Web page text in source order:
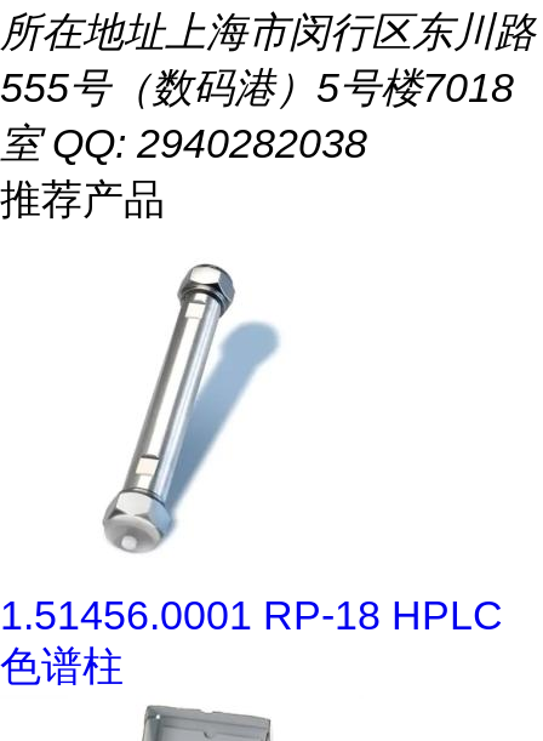
所在地址上海市闵行区东川路
555号（数码港）5号楼7018
室 QQ: 2940282038
推荐产品
1.51456.0001 RP-18 HPLC
色谱柱